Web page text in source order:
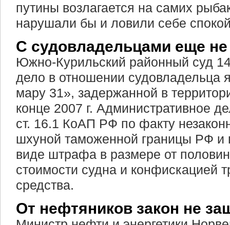
путины возлагается на самих
нарушали бы и ловили себе
С судовладельцами еще не
Южно-Курильский районный суд
дело в отношении
мару 31», задержанной в
конце 2007 г. Административное
ст. 16.1 КоАП РФ по факту
шхуной таможенной границы РФ и
виде штрафа в размере от
стоимости судна и конфискацией
средства.
От нефтяников закон не